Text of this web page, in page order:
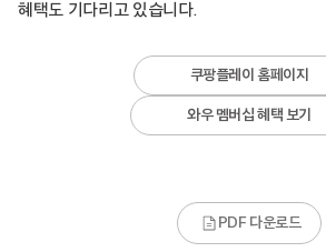
혜택도 기다리고 있습니다.
쿠팡플레이 홈페이지
와우 멤버십 혜택 보기
PDF 다운로드